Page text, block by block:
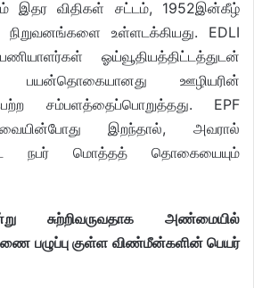
இதர விதிகள் சட்டம், 1952இன்கீழ்
நிறுவனங்களை உள்ளடக்கியது. EDLI
ஓய்வூதியத்திட்டத்துடன்
பயன்தொகையானது ஊழியரின்
சம்பளத்தைப்பொறுத்தது. EPF
இறந்தால், அவரால்
நபர் மொத்தத் தொகையையும்
சுற்றிவருவதாக அண்மையில்
பழுப்பு குள்ள விண்மீன்களின் பெயர்